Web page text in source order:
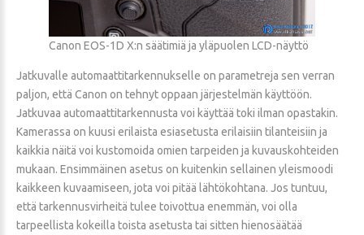
Canon EOS-1D X:n säätimiä ja yläpuolen LCD-näyttö
Jatkuvalle automaattitarkennukselle on parametreja sen verran
paljon, että Canon on tehnyt oppaan järjestelmän käyttöön.
Jatkuvaa automaattitarkennusta voi käyttää toki ilman opastakin.
Kamerassa on kuusi erilaista esiasetusta erilaisiin tilanteisiin ja
kaikkia näitä voi kustomoida omien tarpeiden ja kuvauskohteiden
mukaan. Ensimmäinen asetus on kuitenkin sellainen yleismoodi
kaikkeen kuvaamiseen, jota voi pitää lähtökohtana. Jos tuntuu,
että tarkennusvirheitä tulee toivottua enemmän, voi olla
tarpeellista kokeilla toista asetusta tai sitten hienosäätää